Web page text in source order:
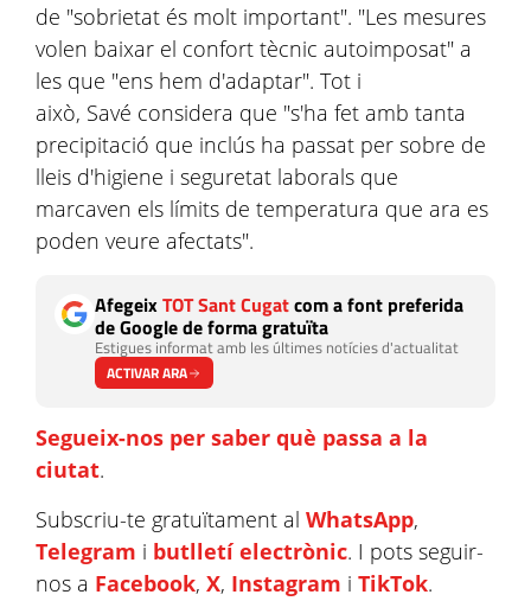
de "sobrietat és molt important". "Les mesures
volen baixar el confort tècnic autoimposat" a
les que "ens hem d'adaptar". Tot i
això, Savé considera que "s'ha fet amb tanta
precipitació que inclús ha passat per sobre de
lleis d'higiene i seguretat laborals que
marcaven els límits de temperatura que ara es
poden veure afectats".
AfegeixTOT Sant Cugatcom a font preferida
de Google de forma gratuïta
Estigues informat amb les últimes notícies d'actualitat
ACTIVAR ARA
Segueix-nos per saber què passa a la
ciutat.
Subscriu-te gratuïtament al WhatsApp,
Telegram i butlletí electrònic. I pots seguir-
nos a Facebook, X, Instagram i TikTok.